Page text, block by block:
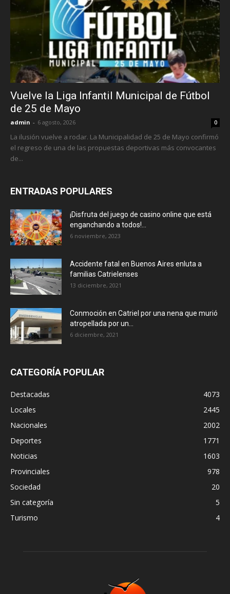
Vuelve la Liga Infantil Municipal de Fútbol
de 25 de Mayo
admin - 6 agosto, 2026 0
La ilusión vuelve a rodar. La Municipalidad de 25 de Mayo confirmó
el regreso de una de las propuestas deportivas más convocantes
de...
ENTRADAS POPULARES
¡Disfruta del juego de casino online que está
enganchando a todos!...
6 noviembre, 2023
Accidente fatal en Buenos Aires enluta a
familias Catrielenses
13 diciembre, 2021
Conmoción en Catriel por una nena que murió
atropellada por un...
6 diciembre, 2021
CATEGORÍA POPULAR
Destacadas
4073
Locales
2445
Nacionales
2002
Deportes
1771
Noticias
1603
Provinciales
978
Sociedad
20
Sin categoría
5
Turismo
4